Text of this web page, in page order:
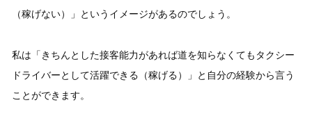
（稼げない）」というイメージがあるのでしょう。
私は「きちんとした接客能力があれば道を知らなくてもタクシー
ドライバーとして活躍できる（稼げる）」と自分の経験から言う
ことができます。